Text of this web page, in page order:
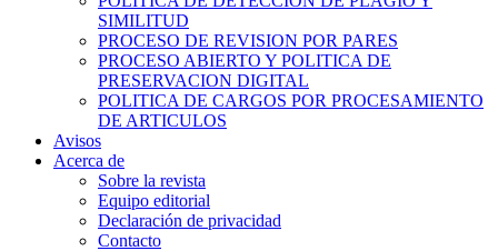
SIMILITUD
PROCESO DE REVISION POR PARES
PROCESO ABIERTO Y POLITICA DE
PRESERVACION DIGITAL
POLITICA DE CARGOS POR PROCESAMIENTO
DE ARTICULOS
Avisos
Acerca de
Sobre la revista
Equipo editorial
Declaración de privacidad
Contacto